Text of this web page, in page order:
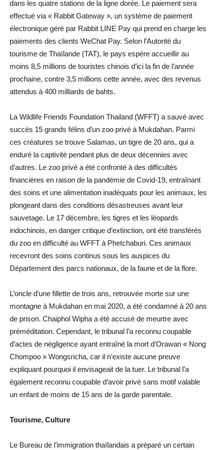
dans les quatre stations de la ligne dorée. Le paiement sera
effectué via « Rabbit Gateway », un système de paiement
électronique géré par Rabbit LINE Pay qui prend en charge les
paiements des clients WeChat Pay. Selon l’Autorité du
tourisme de Thaïlande (TAT), le pays espère accueillir au
moins 8,5 millions de touristes chinois d’ici la fin de l’année
prochaine, contre 3,5 millions cette année, avec des revenus
attendus à 400 milliards de bahts.
La Wildlife Friends Foundation Thailand (WFFT) a sauvé avec
succès 15 grands félins d’un zoo privé à Mukdahan. Parmi
ces créatures se trouve Salamas, un tigre de 20 ans, qui a
enduré la captivité pendant plus de deux décennies avec
d’autres. Le zoo privé a été confronté à des difficultés
financières en raison de la pandémie de Covid-19, entraînant
des soins et une alimentation inadéquats pour les animaux, les
plongeant dans des conditions désastreuses avant leur
sauvetage. Le 17 décembre, les tigres et les léopards
indochinois, en danger critique d’extinction, ont été transférés
du zoo en difficulté au WFFT à Phetchaburi. Ces animaux
recevront des soins continus sous les auspices du
Département des parcs nationaux, de la faune et de la flore.
L’oncle d’une fillette de trois ans, retrouvée morte sur une
montagne à Mukdahan en mai 2020, a été condamné à 20 ans
de prison. Chaiphol Wipha a été accusé de meurtre avec
préméditation. Cependant, le tribunal l’a reconnu coupable
d’actes de négligence ayant entraîné la mort d’Orawan « Nong
Chompoo » Wongsricha, car il n’existe aucune preuve
expliquant pourquoi il envisageait de la tuer. Le tribunal l’a
également reconnu coupable d’avoir privé sans motif valable
un enfant de moins de 15 ans de la garde parentale.
Tourisme, Culture
Le Bureau de l’immigration thaïlandais a préparé un certain